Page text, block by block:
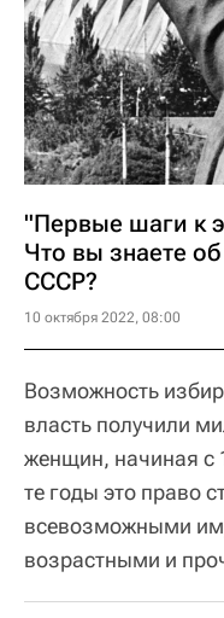
"Первые шаги к
Что вы знаете
СССР?
10 октября 2022, 08:00
Возможность
власть получили
женщин, начиная с
те годы это право
всевозможными
возрастными и